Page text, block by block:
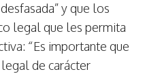
y que los
legal que les permita
“Es importante que
de carácter